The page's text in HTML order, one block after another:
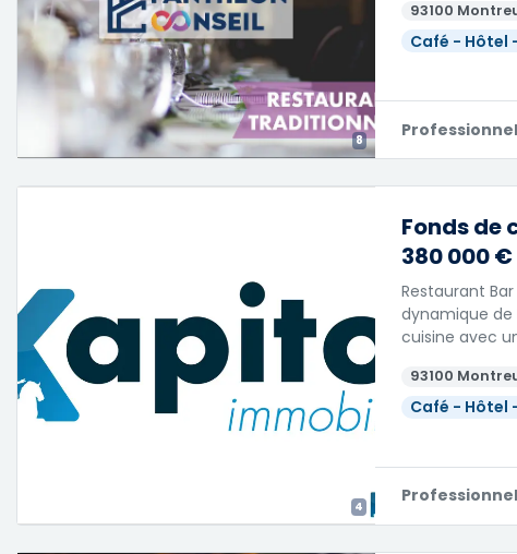
8
93100
Café - Hôtel
Professionnel
4
Fonds de
380 000 €
Restaurant
dynamique
cuisine avec
93100
Café - Hôtel
Professionnel